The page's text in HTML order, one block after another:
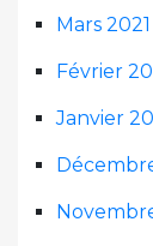
Mars 2021
Février
Janvier